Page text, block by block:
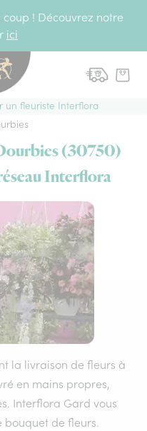
! Découvrez notre
ici
un fleuriste Interflora
(30750)
Interflora
la livraison de fleurs à
en mains propres,
Interflora Gard vous
bouquet de fleurs.